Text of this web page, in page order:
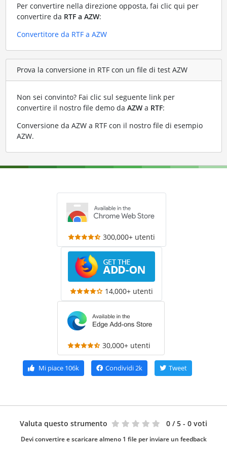
Per convertire nella direzione opposta, fai clic qui per
convertire da RTF a AZW:
Convertitore da RTF a AZW
Prova la conversione in RTF con un file di test AZW
Non sei convinto? Fai clic sul seguente link per
convertire il nostro file demo da AZWa RTF:
Conversione da AZW a RTF con il nostro file di esempio
AZW.
300,000+ utenti
14,000+ utenti
30,000+ utenti
Mi piace 106k Condividi2k Tweet
Valuta questo strumento 0 / 5 - 0 voti
Devi convertire e scaricare almeno 1 file per inviare un feedback